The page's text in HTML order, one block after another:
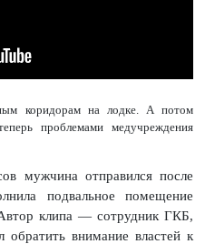
коридорам на лодке. А потом
проблемами медучреждения
мужчина отправился после
подвальное помещение
клипа — сотрудник ГКБ,
обратить внимание властей к